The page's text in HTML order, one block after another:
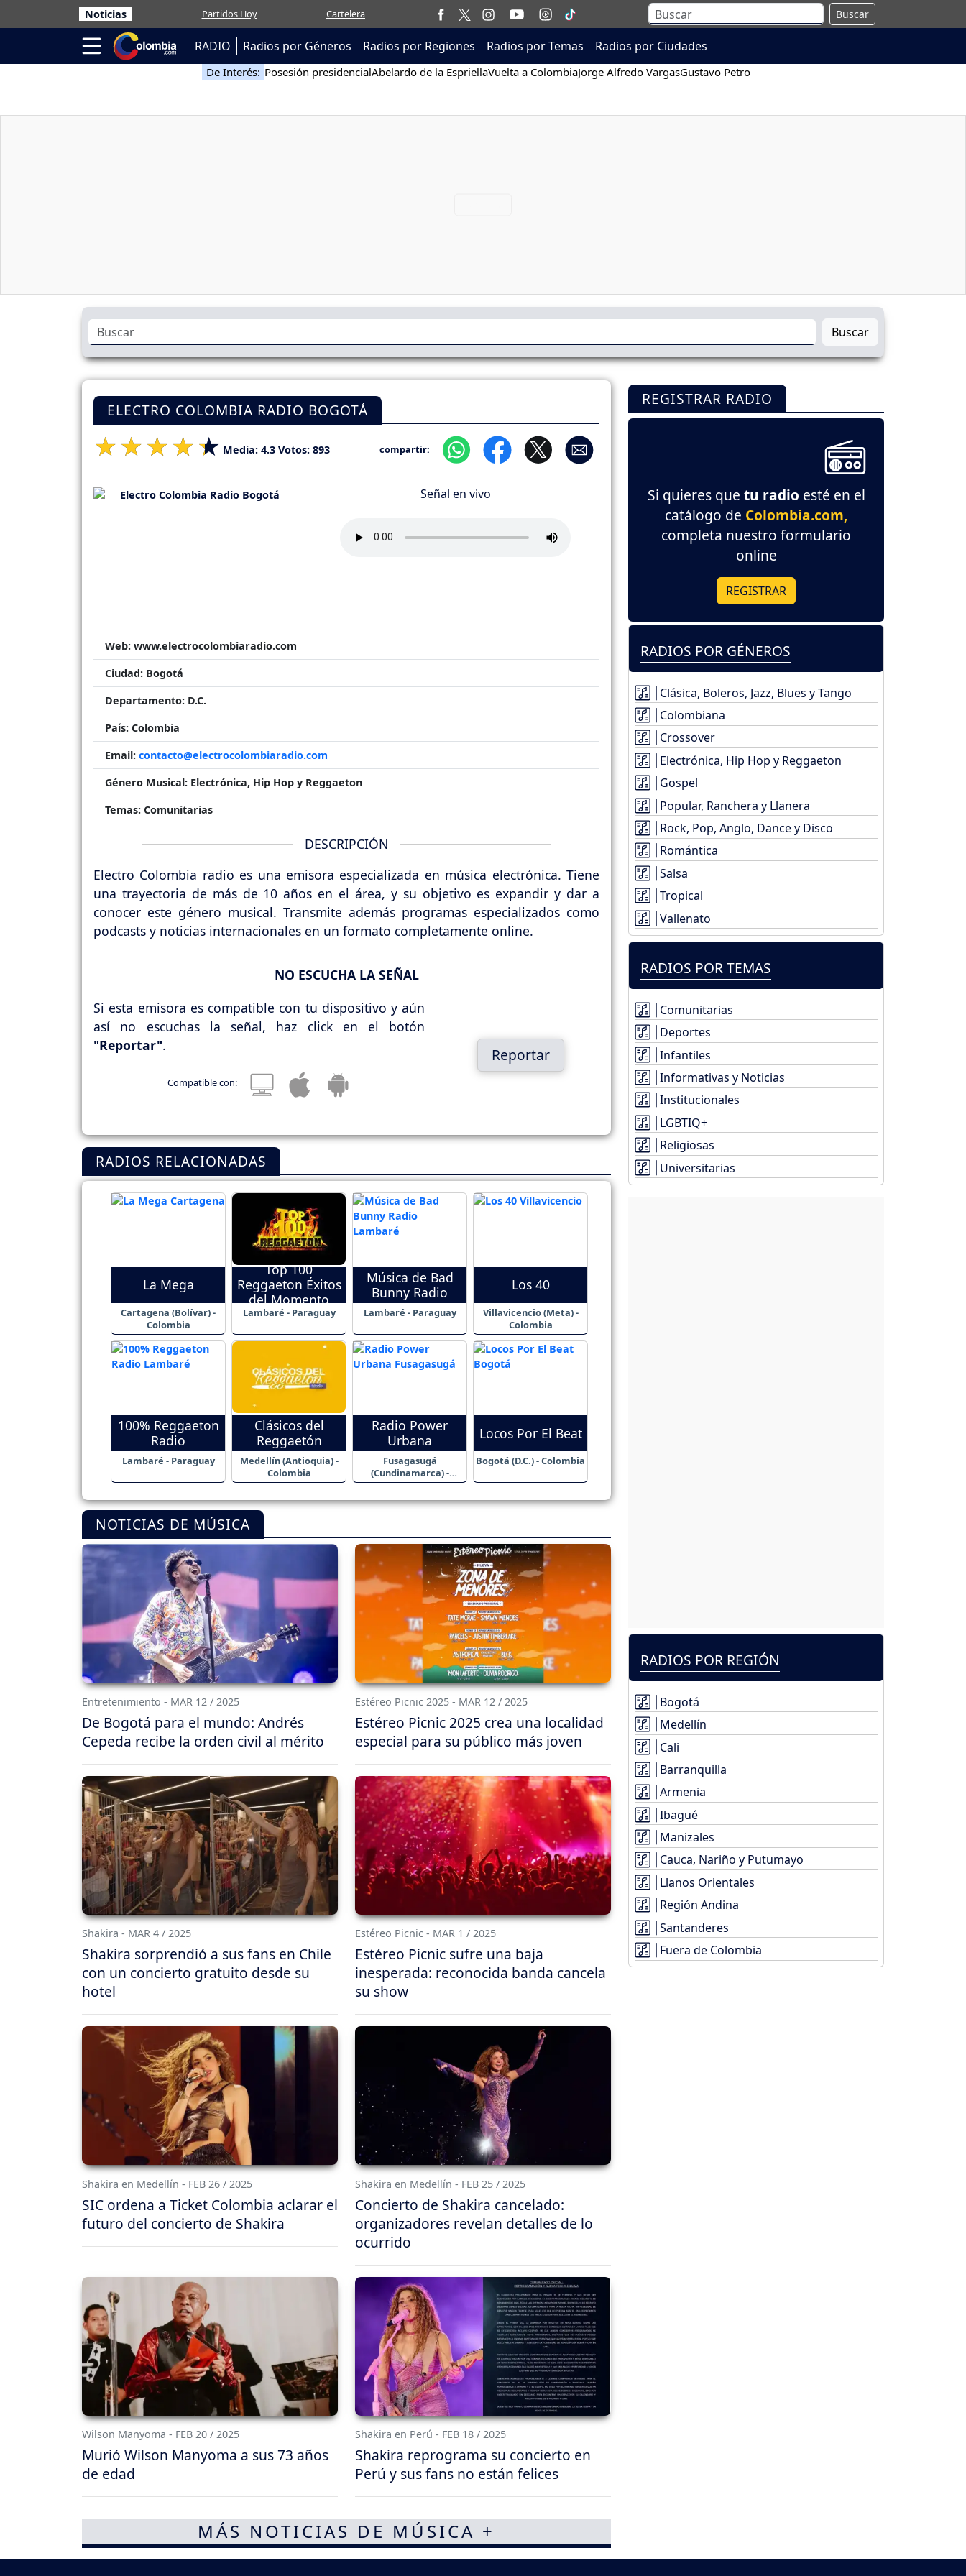
Noticias Partidos Hoy Cartelera Buscar
RADIO Radios por Géneros Radios por Regiones Radios por Temas Radios por Ciudades
De Interés: Posesión presidencialAbelardo de la EspriellaVuelta a ColombiaJorge Alfredo VargasGustavo Petro
Buscar
ELECTRO COLOMBIA RADIO BOGOTÁ
Media: 4.3 Votos: 893 compartir:
Señal en vivo
Web: www.electrocolombiaradio.com
Ciudad: Bogotá
Departamento: D.C.
País: Colombia
Email: contacto@electrocolombiaradio.com
Género Musical: Electrónica, Hip Hop y Reggaeton
Temas: Comunitarias
DESCRIPCIÓN
Electro Colombia radio es una emisora especializada en música electrónica. Tiene
una trayectoria de más de 10 años en el área, y su objetivo es expandir y dar a
conocer este género musical. Transmite además programas especializados como
podcasts y noticias internacionales en un formato completamente online.
NO ESCUCHA LA SEÑAL
Si esta emisora es compatible con tu dispositivo y aún
así no escuchas la señal, haz click en el botón
"Reportar".
Compatible con:
Reportar
RADIOS RELACIONADAS
La Mega
Cartagena (Bolívar) -
Colombia
Top 100
Reggaeton Éxitos
del Momento
Lambaré - Paraguay
Música de Bad
Bunny Radio
Lambaré - Paraguay
Los 40
Villavicencio (Meta) -
Colombia
100% Reggaeton
Radio
Lambaré - Paraguay
Clásicos del
Reggaetón
Medellín (Antioquia) -
Colombia
Radio Power
Urbana
Fusagasugá
(Cundinamarca) -
Colombia
Locos Por El Beat
Bogotá (D.C.) - Colombia
NOTICIAS DE MÚSICA
Entretenimiento - MAR 12 / 2025
De Bogotá para el mundo: Andrés
Cepeda recibe la orden civil al mérito
Estéreo Picnic 2025 - MAR 12 / 2025
Estéreo Picnic 2025 crea una localidad
especial para su público más joven
Shakira - MAR 4 / 2025
Shakira sorprendió a sus fans en Chile
con un concierto gratuito desde su
hotel
Estéreo Picnic - MAR 1 / 2025
Estéreo Picnic sufre una baja
inesperada: reconocida banda cancela
su show
Shakira en Medellín - FEB 26 / 2025
SIC ordena a Ticket Colombia aclarar el
futuro del concierto de Shakira
Shakira en Medellín - FEB 25 / 2025
Concierto de Shakira cancelado:
organizadores revelan detalles de lo
ocurrido
Wilson Manyoma - FEB 20 / 2025
Murió Wilson Manyoma a sus 73 años
de edad
Shakira en Perú - FEB 18 / 2025
Shakira reprograma su concierto en
Perú y sus fans no están felices
MÁS NOTICIAS DE MÚSICA +
REGISTRAR RADIO
Si quieres que tu radio esté en el
catálogo de Colombia.com,
completa nuestro formulario
online
REGISTRAR
RADIOS POR GÉNEROS
Clásica, Boleros, Jazz, Blues y Tango
Colombiana
Crossover
Electrónica, Hip Hop y Reggaeton
Gospel
Popular, Ranchera y Llanera
Rock, Pop, Anglo, Dance y Disco
Romántica
Salsa
Tropical
Vallenato
RADIOS POR TEMAS
Comunitarias
Deportes
Infantiles
Informativas y Noticias
Institucionales
LGBTIQ+
Religiosas
Universitarias
RADIOS POR REGIÓN
Bogotá
Medellín
Cali
Barranquilla
Armenia
Ibagué
Manizales
Cauca, Nariño y Putumayo
Llanos Orientales
Región Andina
Santanderes
Fuera de Colombia